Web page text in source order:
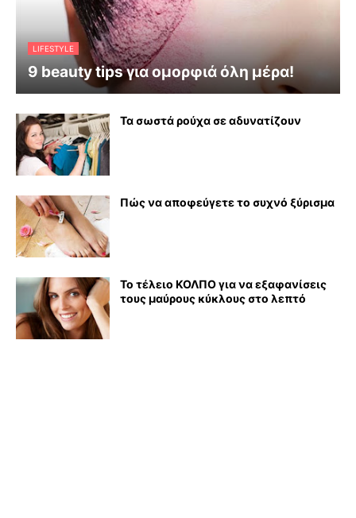
LIFESTYLE
9 beauty tips για ομορφιά όλη μέρα!
Τα σωστά ρούχα σε αδυνατίζουν
Πώς να αποφεύγετε το συχνό ξύρισμα
Το τέλειο ΚΟΛΠΟ για να εξαφανίσεις
τους μαύρους κύκλους στο λεπτό